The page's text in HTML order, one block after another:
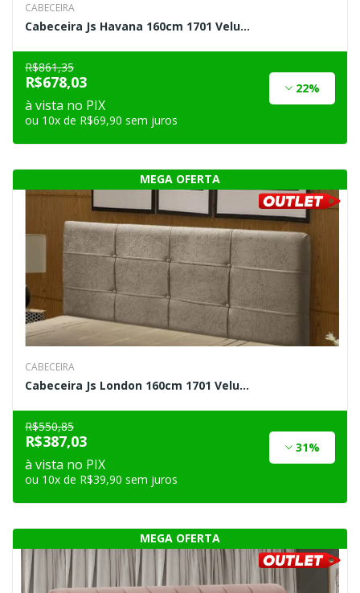
CABECEIRA
Cabeceira Js Havana 160cm 1701 Velu...
R$861,35
R$678,03 22%
à vista no PIX
ou 10x de R$69,90 sem juros
CABECEIRA
Cabeceira Js London 160cm 1701 Velu...
R$550,85
R$387,03 31%
à vista no PIX
ou 10x de R$39,90 sem juros